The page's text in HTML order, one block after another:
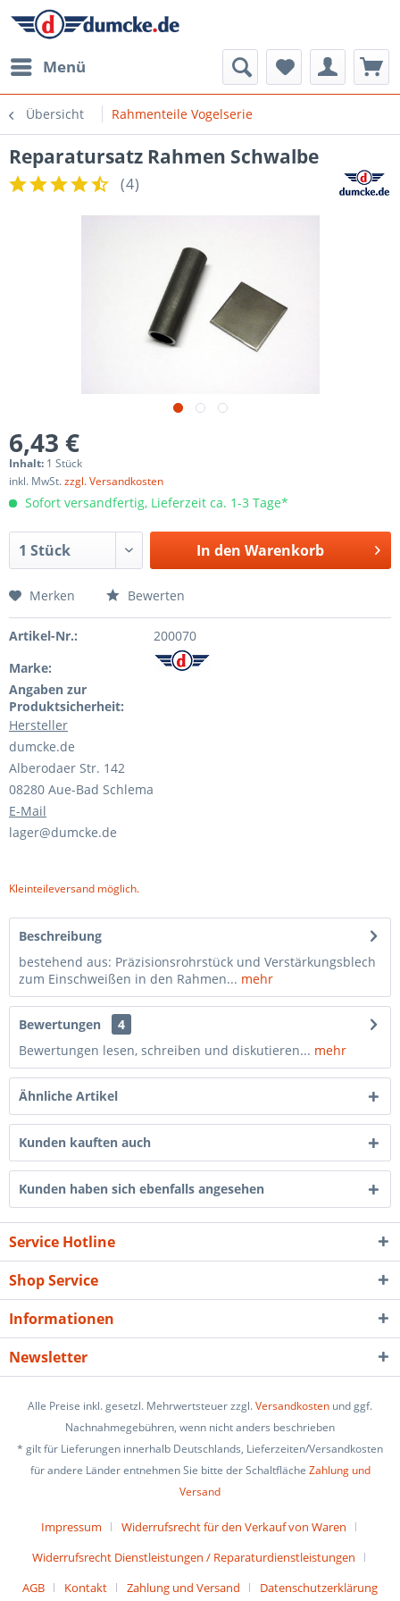
Menü
Übersicht Rahmenteile Vogelserie
Reparatursatz Rahmen Schwalbe
(4)
6,43 €
Inhalt: 1 Stück
inkl. MwSt.zzgl. Versandkosten
Sofort versandfertig, Lieferzeit ca. 1-3 Tage*
In den Warenkorb
Merken Bewerten
Artikel-Nr.:
200070
Marke:
Angaben zur
Produktsicherheit:
Hersteller
dumcke.de
Alberodaer Str. 142
08280 Aue-Bad Schlema
E-Mail
lager@dumcke.de
Kleinteileversand möglich.
Beschreibung
bestehend aus: Präzisionsrohrstück und Verstärkungsblech
zum Einschweißen in den Rahmen... mehr
Bewertungen
4
Bewertungen lesen, schreiben und diskutieren... mehr
Ähnliche Artikel
Kunden kauften auch
Kunden haben sich ebenfalls angesehen
Service Hotline
Shop Service
Informationen
Newsletter
Alle Preise inkl. gesetzl. Mehrwertsteuer zzgl.Versandkosten und ggf.
Nachnahmegebühren, wenn nicht anders beschrieben
* gilt für Lieferungen innerhalb Deutschlands, Lieferzeiten/Versandkosten
für andere Länder entnehmen Sie bitte der Schaltfläche Zahlung und
Versand
Impressum
Widerrufsrecht für den Verkauf von Waren
Widerrufsrecht Dienstleistungen / Reparaturdienstleistungen
AGB
Kontakt Zahlung und Versand Datenschutzerklärung